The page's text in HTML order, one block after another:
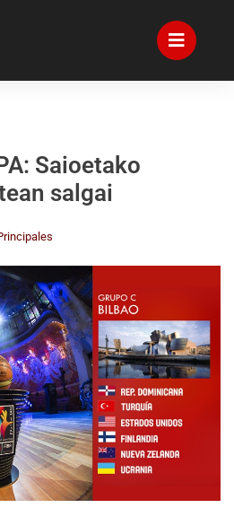
Saioetako
salgai